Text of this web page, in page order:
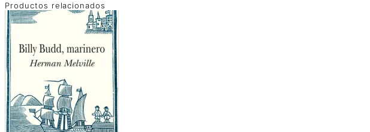
Productos relacionados